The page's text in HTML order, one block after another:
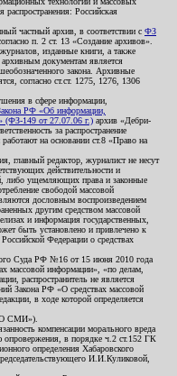
Российская
частный архив, в соответствии с ФЗ
п. 2 ст. 13 «Создание архивов».
изданные книги, а также
документам является
закона. Архивные
согласно ст.ст. 1275, 1276, 1306
в сфере информации,
РФ «Об информации,
(ФЗ-149 от 27.07.06 г.) архив «Дебри-
за распространение
на основании ст.8 «Право на
главный редактор, журналист не несут
действительности и
либо ущемляющих права и законные
свободой массовой
дословным воспроизведением
другим средством массовой
и информация государственных,
быть установлено и привлечено к
Российской Федерации о средствах
Суда РФ №16 от 15 июня 2010 года
массовой информации», «по делам,
распространитель не является
Закона РФ «О средствах массовой
в ходе которой определяется
СМИ»).
компенсации морального вреда
опровержения, в порядке ч.2 ст.152 ГК
определения Хабаровского
И.И.Куликовой,